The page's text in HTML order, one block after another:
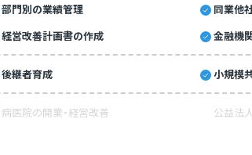
部門別の業績管理
同業他
経営改善計画書の作成 金融機
後継者育成 小規模
病医院の開業・経営改善
公益法